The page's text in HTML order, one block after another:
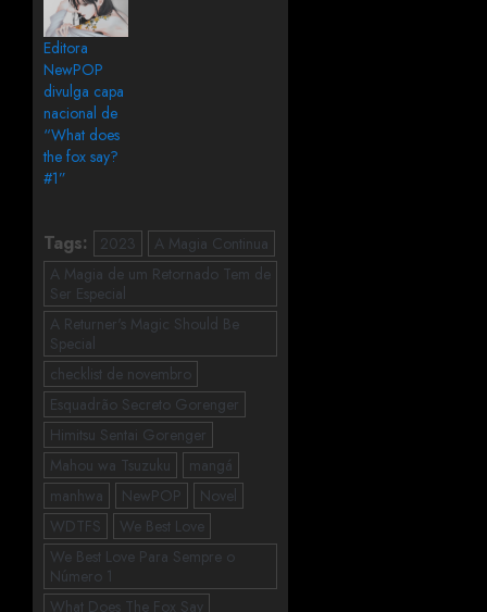
Editora
NewPOP
divulga capa
nacional de
“What does
the fox say?
#1”
Tags: 2023
A Magia Continua
A Magia de um Retornado Tem de
Ser Especial
A Returner's Magic Should Be
Special
checklist de novembro
Esquadrão Secreto Gorenger
Himitsu Sentai Gorenger
Mahou wa Tsuzuku
mangá
manhwa
NewPOP
Novel
WDTFS
We Best Love
We Best Love Para Sempre o
Número 1
What Does The Fox Say